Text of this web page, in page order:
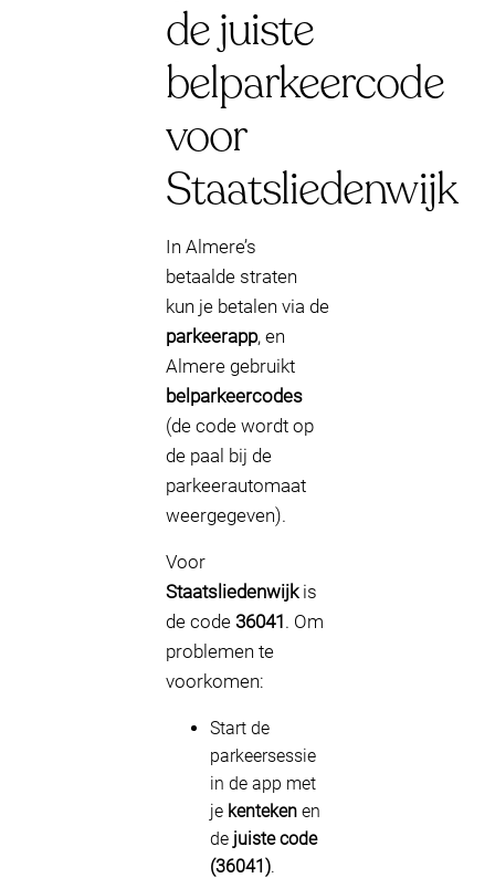
de juiste
belparkeercode
voor
Staatsliedenwijk
In Almere’s
betaalde straten
kun je betalen via de
parkeerapp, en
Almere gebruikt
belparkeercodes
(de code wordt op
de paal bij de
parkeerautomaat
weergegeven).
Voor
Staatsliedenwijkis
de code 36041. Om
problemen te
voorkomen:
Start de
parkeersessie
in de app met
je kenteken en
de juiste code
(36041).